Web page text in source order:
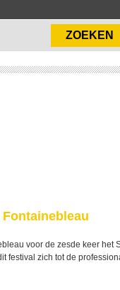
voor de zesde keer het
festival zich tot de